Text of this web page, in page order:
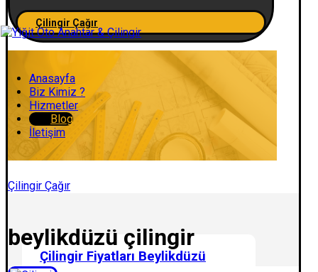
Çilingir Çağır
Anasayfa
Biz Kimiz ?
Hizmetler
Blog
İletişim
Çilingir Çağır
beylikdüzü çilingir
Çilingir Fiyatları Beylikdüzü